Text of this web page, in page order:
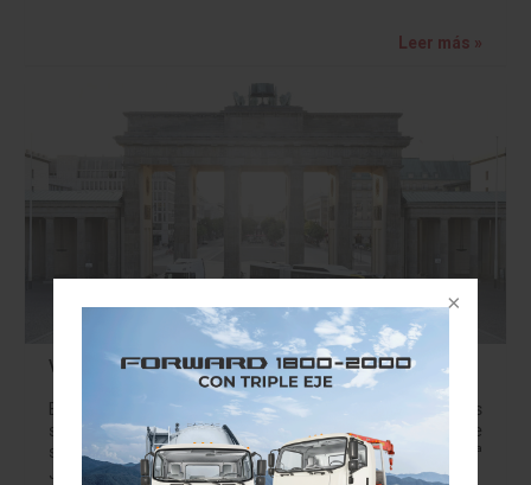
Leer más »
Volkswagen amplían aún más la movilidad de GNC
El Grupo Volkswagen y sus socios de la industria de los
sectores de suministro de gas, redes y estaciones de
servicio mostrarán sus productos y servicios en la 3ª
Jornadas…